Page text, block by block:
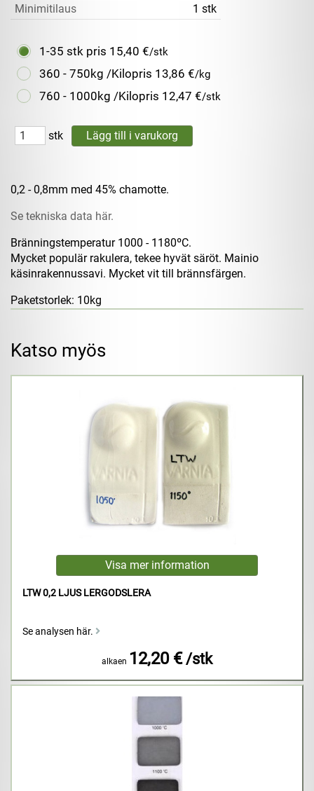
Minimitilaus
1 stk
1-35 stk pris 15,40 €/stk
360 - 750kg /Kilopris 13,86 €/kg
760 - 1000kg /Kilopris 12,47 €/stk
stk
0,2 - 0,8mm med 45% chamotte.
Se tekniska data här.
Bränningstemperatur 1000 - 1180ºC.
Mycket populär rakulera, tekee hyvät säröt. Mainio
käsinrakennussavi. Mycket vit till brännsfärgen.
Paketstorlek: 10kg
Katso myös
LTW 0,2 LJUS LERGODSLERA
Se analysen här.
alkaen 12,20 € /stk